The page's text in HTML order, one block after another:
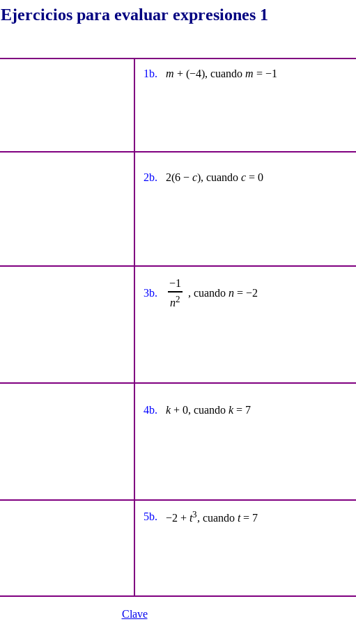
Ejercicios para evaluar expresiones 1
1b. m + (−4), cuando m = −1
2b. 2(6 − c), cuando c = 0
3b.
−1
n2
, cuando n = −2
4b. k+ 0, cuando k= 7
5b. −2 + t3, cuando t= 7
Clave